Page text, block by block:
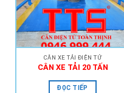
CÂN XE TẢI ĐIỆN TỬ
CÂN XE TẢI 20 TẤN
ĐỌC TIẾP